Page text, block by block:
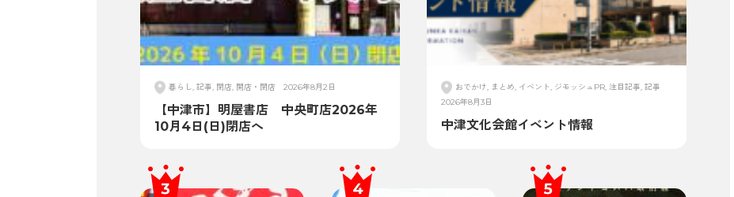
暮らし, 記事, 閉店, 開店・閉店 2026年8月2日
【中津市】明屋書店 中央町店2026年
10月4日(日)閉店へ
おでかけ, まとめ, イベント, ジモッシュPR, 注目記事, 記事
2026年8月3日
中津文化会館イベント情報